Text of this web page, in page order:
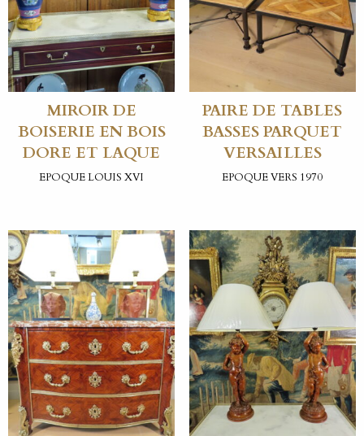
MIROIR DE
BOISERIE EN BOIS
DORE ET LAQUE
EPOQUE LOUIS XVI
PAIRE DE TABLES
BASSES PARQUET
VERSAILLES
EPOQUE VERS 1970